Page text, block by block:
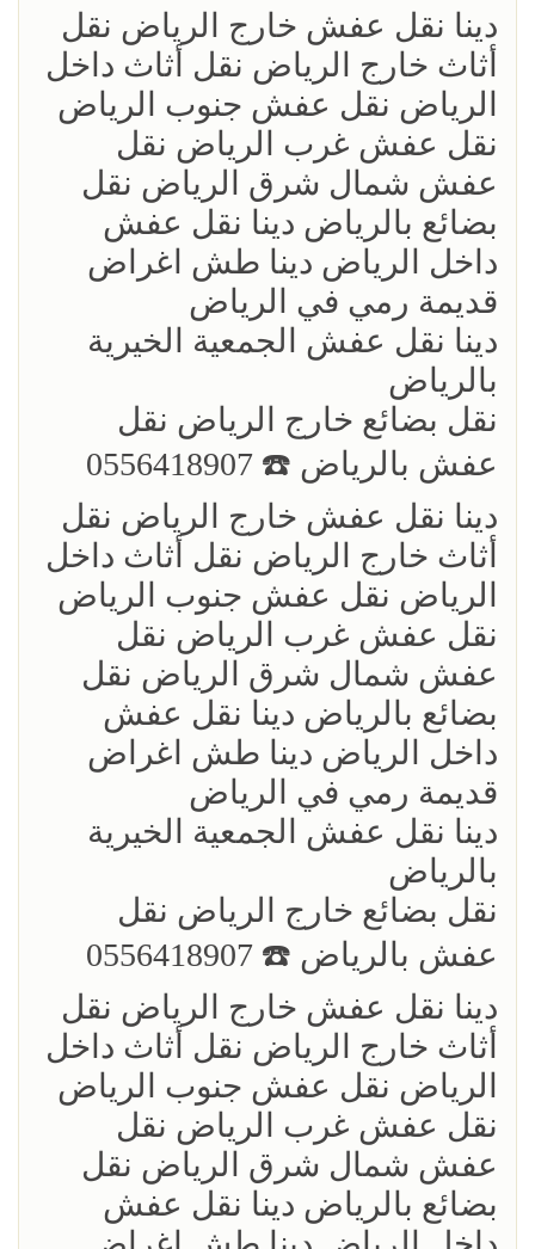
دينا نقل عفش خارج الرياض نقل
أثاث خارج الرياض نقل أثاث داخل
الرياض نقل عفش جنوب الرياض
نقل عفش غرب الرياض نقل
عفش شمال شرق الرياض نقل
بضائع بالرياض دينا نقل عفش
داخل الرياض دينا طش اغراض
قديمة رمي في الرياض
دينا نقل عفش الجمعية الخيرية
بالرياض
نقل بضائع خارج الرياض ‏نقل
عفش بالرياض ☎️ 0556418907
دينا نقل عفش خارج الرياض نقل
أثاث خارج الرياض نقل أثاث داخل
الرياض نقل عفش جنوب الرياض
نقل عفش غرب الرياض نقل
عفش شمال شرق الرياض نقل
بضائع بالرياض دينا نقل عفش
داخل الرياض دينا طش اغراض
قديمة رمي في الرياض
دينا نقل عفش الجمعية الخيرية
بالرياض
نقل بضائع خارج الرياض ‏نقل
عفش بالرياض ☎️ 0556418907
دينا نقل عفش خارج الرياض نقل
أثاث خارج الرياض نقل أثاث داخل
الرياض نقل عفش جنوب الرياض
نقل عفش غرب الرياض نقل
عفش شمال شرق الرياض نقل
بضائع بالرياض دينا نقل عفش